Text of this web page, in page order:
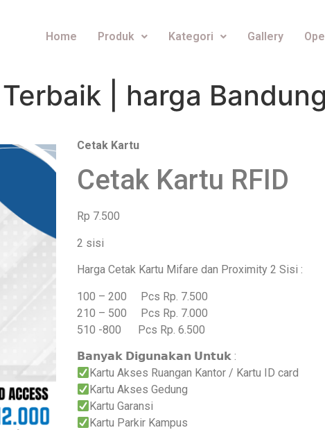
Home Produk Kategori Gallery
| harga Bandung
Cetak Kartu
Cetak Kartu RFID
Rp 7.500
2 sisi
Harga Cetak Kartu Mifare dan Proximity 2 Sisi :
100 – 200 Pcs Rp. 7.500
210 – 500 Pcs Rp. 7.000
510 -800 Pcs Rp. 6.500
𝗕𝗮𝗻𝘆𝗮𝗸 𝗗𝗶𝗴𝘂𝗻𝗮𝗸𝗮𝗻 𝗨𝗻𝘁𝘂𝗸 :
Kartu Akses Ruangan Kantor / Kartu ID card
Kartu Akses Gedung
Kartu Garansi
Kartu Parkir Kampus